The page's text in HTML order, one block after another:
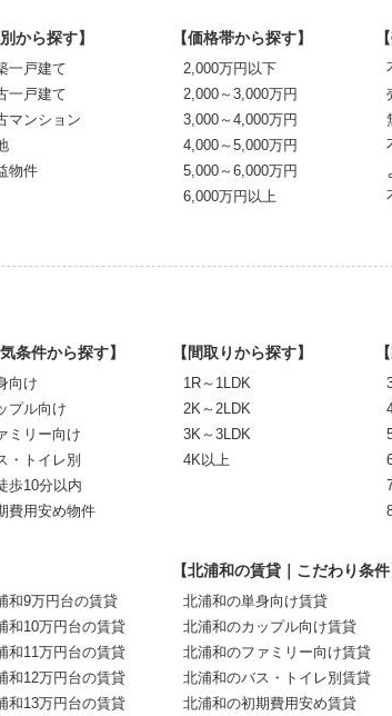
別から探す】
一戸建て
一戸建て
マンション
物件
【価格帯から探す】
2,000万円以下
2,000～3,000万円
3,000～4,000万円
4,000～5,000万円
5,000～6,000万円
6,000万円以上
気条件から探す】
向け
プル向け
ミリー向け
・トイレ別
歩10分以内
費用安め物件
【間取りから探す】
1R～1LDK
2K～2LDK
3K～3LDK
4K以上
和9万円台の賃貸
和10万円台の賃貸
和11万円台の賃貸
和12万円台の賃貸
和13万円台の賃貸
【北浦和の賃貸｜こだわり条件
北浦和の単身向け賃貸
北浦和のカップル向け賃貸
北浦和のファミリー向け賃貸
北浦和のバス・トイレ別賃貸
北浦和の初期費用安め賃貸